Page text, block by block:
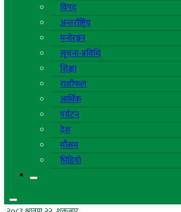
विपद्
अन्तर्राष्ट्रिय
मनोरञ्जन
सूचना-प्रविधि
शिक्षा
राशीफल
आर्थिक
पर्यटन
देश
मौसम
भिडियो